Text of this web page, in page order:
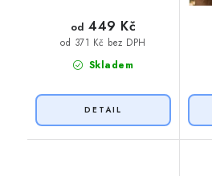
Skladem
od 371 Kč bez DPH
od 449 Kč